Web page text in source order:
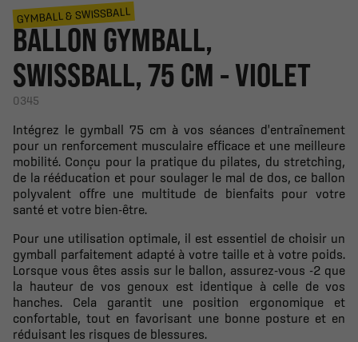
GYMBALL & SWISSBALL
BALLON GYMBALL,
SWISSBALL, 75 CM - VIOLET
0345
Intégrez le gymball 75 cm à vos séances d'entraînement
pour un renforcement musculaire efficace et une meilleure
mobilité. Conçu pour la pratique du pilates, du stretching,
de la rééducation et pour soulager le mal de dos, ce ballon
polyvalent offre une multitude de bienfaits pour votre
santé et votre bien-être.
Pour une utilisation optimale, il est essentiel de choisir un
gymball parfaitement adapté à votre taille et à votre poids.
Lorsque vous êtes assis sur le ballon, assurez-vous -2 que
la hauteur de vos genoux est identique à celle de vos
hanches. Cela garantit une position ergonomique et
confortable, tout en favorisant une bonne posture et en
réduisant les risques de blessures.